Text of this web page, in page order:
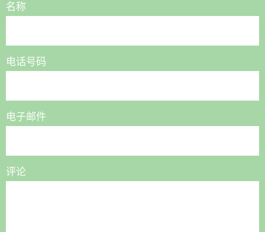
名称
电话号码
电子邮件
评论